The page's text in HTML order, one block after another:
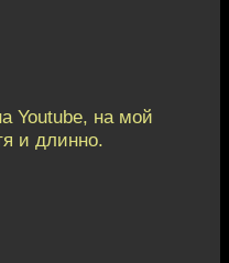
Youtube, на мой
и длинно.